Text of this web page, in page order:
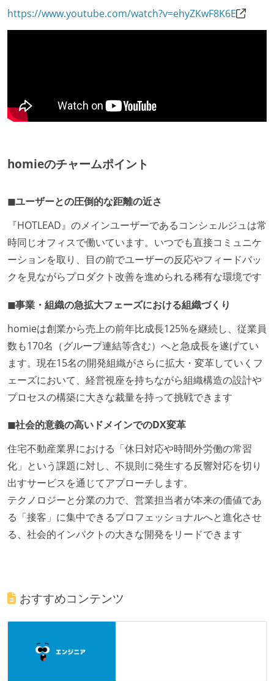
https://www.youtube.com/watch?v=ehyZKwF8K6E
homieのチャームポイント
◼︎ユーザーとの圧倒的な距離の近さ
『HOTLEAD』のメインユーザーであるコンシェルジュは常
時同じオフィスで働いています。いつでも直接コミュニケ
ーションを取り、目の前でユーザーの反応やフィードバッ
クを見ながらプロダクト改善を進められる稀有な環境です
◼︎事業・組織の急拡大フェーズにおける組織づくり
homieは創業から売上の前年比成長125%を継続し、従業員
数も170名（グループ連結等含む）へと急成長を遂げてい
ます。現在15名の開発組織がさらに拡大・変革していくフ
ェーズにおいて、経営視座を持ちながら組織構造の設計や
プロセスの構築に大きな裁量を持って挑戦できます
◼︎社会的意義の高いドメインでのDX変革
住宅不動産業界における「休日対応や時間外労働の常習
化」という課題に対し、不規則に発生する反響対応を切り
出すサービスを通じてアプローチします。
テクノロジーと分業の力で、営業担当者が本来の価値であ
る「接客」に集中できるプロフェッショナルへと進化させ
る、社会的インパクトの大きな開発をリードできます
おすすめコンテンツ